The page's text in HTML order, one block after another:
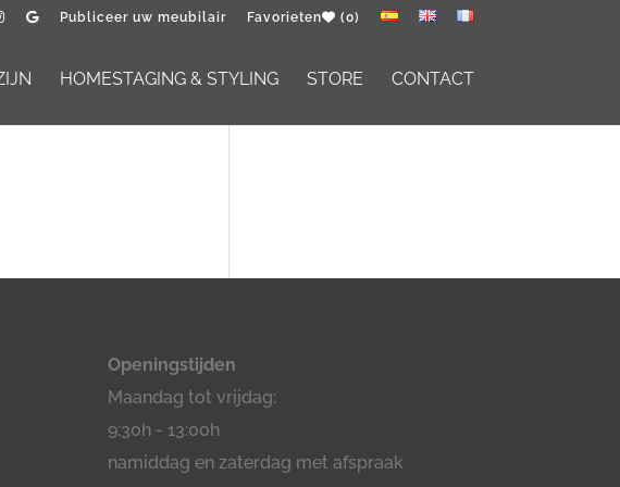
Publiceer uw meubilair Favorieten (0)
HOMESTAGING & STYLING STORE CONTACT
Openingstijden
Maandag tot vrijdag:
9:30h - 13:00h
namiddag en zaterdag met afspraak